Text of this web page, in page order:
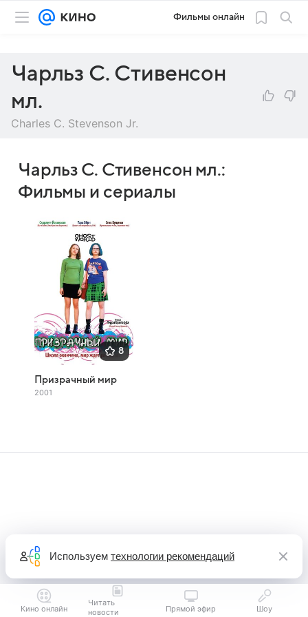
Фильмы онлайн
Чарльз С. Стивенсон
мл.
Charles C. Stevenson Jr.
Чарльз С. Стивенсон мл.:
Фильмы и сериалы
8
Призрачный мир
2001
Кино онлайн
Читать
новости
Прямой эфир Шоу
Используем технологии рекомендаций